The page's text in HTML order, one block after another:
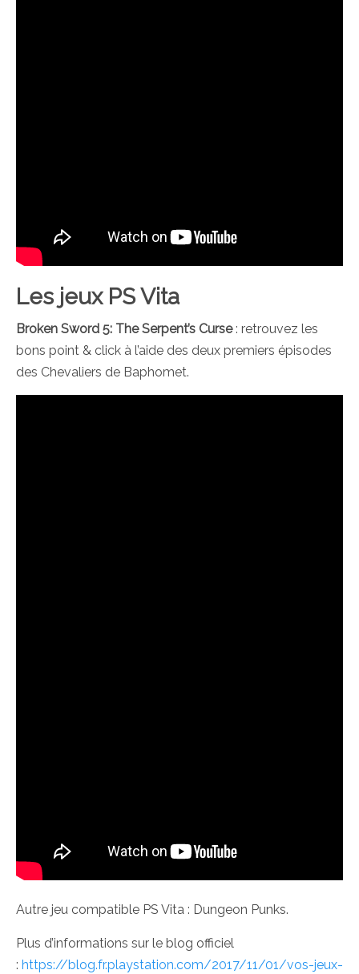
Les jeux PS Vita
Broken Sword 5: The Serpent’s Curse: retrouvez les
bons point & click à l’aide des deux premiers épisodes
des Chevaliers de Baphomet.
Autre jeu compatible PS Vita : Dungeon Punks.
Plus d’informations sur le blog officiel
: https://blog.fr.playstation.com/2017/11/01/vos-jeux-